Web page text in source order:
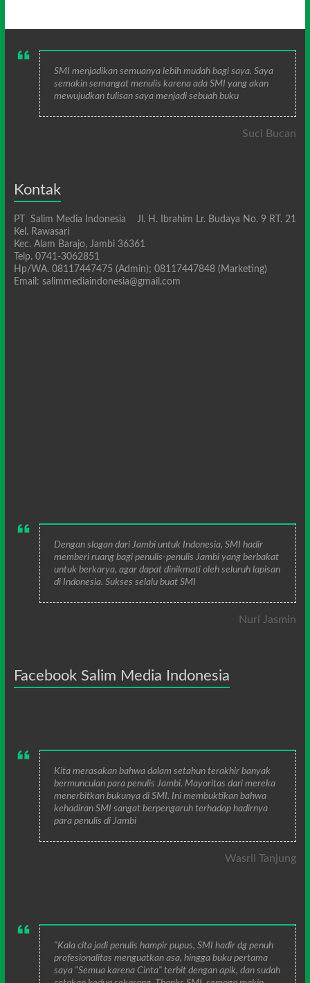
SMI menjadikan semuanya lebih mudah bagi saya. Saya
semakin semangat menulis karena ada SMI yang akan
mewujudkan tulisan saya menjadi sebuah buku
Suci Bucan
Kontak
PT Salim Media Indonesia Jl. H. Ibrahim Lr. Budaya No. 9 RT. 21
Kel. Rawasari
Kec. Alam Barajo, Jambi 36361
Telp. 0741-3062851
Hp/WA. 08117447475 (Admin); 08117447848 (Marketing)
Email: salimmediaindonesia@gmail.com
Dengan slogan dari Jambi untuk Indonesia, SMI hadir
memberi ruang bagi penulis-penulis Jambi yang berbakat
untuk berkarya, agar dapat dinikmati oleh seluruh lapisan
di Indonesia. Sukses selalu buat SMI
Nuri Jasmin
Facebook Salim Media Indonesia
Kita merasakan bahwa dalam setahun terakhir banyak
bermunculan para penulis Jambi. Mayoritas dari mereka
menerbitkan bukunya di SMI. Ini membuktikan bahwa
kehadiran SMI sangat berpengaruh terhadap hadirnya
para penulis di Jambi
Wasril Tanjung
"Kala cita jadi penulis hampir pupus, SMI hadir dg penuh
profesionalitas menguatkan asa, hingga buku pertama
saya "Semua karena Cinta" terbit dengan apik, dan sudah